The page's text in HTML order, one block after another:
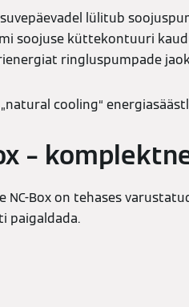
lülitub
soojuse küttekontuuri
ringluspumpade
cooling“
–
NC-Box on tehases
paigaldada.